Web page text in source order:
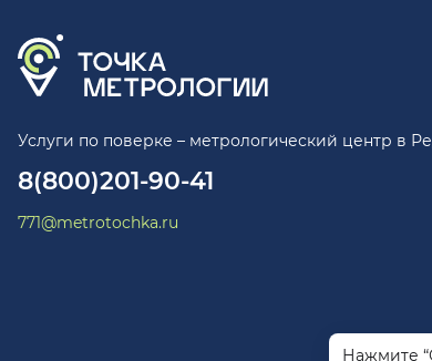
Услуги по поверке – метрологический центр в
8(800)201-90-41
771@metrotochka.ru
Нажмите